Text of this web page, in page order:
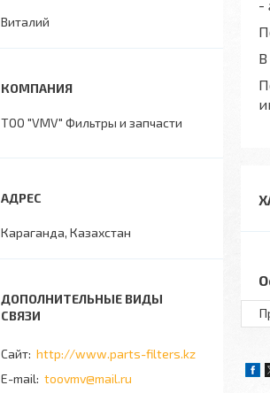
-
Виталий
ТОО "VMV" Фильтры и запчасти
Караганда, Казахстан
http://www.parts-filters.kz
toovmv@mail.ru